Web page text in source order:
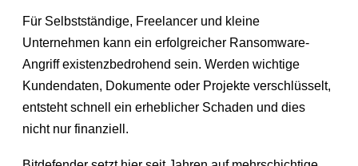
Für Selbstständige, Freelancer und kleine
Unternehmen kann ein erfolgreicher Ransomware-
Angriff existenzbedrohend sein. Werden wichtige
Kundendaten, Dokumente oder Projekte verschlüsselt,
entsteht schnell ein erheblicher Schaden und dies
nicht nur finanziell.